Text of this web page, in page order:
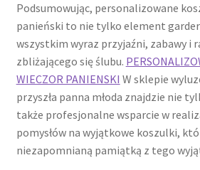
Podsumowując, personalizowane
panieński to nie tylko element
wszystkim wyraz przyjaźni, zabawy i
zbliżającego się ślubu.
WIECZOR PANIENSKI W sklepie
przyszła panna młoda znajdzie nie
także profesjonalne wsparcie w
pomysłów na wyjątkowe koszulki,
niezapomnianą pamiątką z tego